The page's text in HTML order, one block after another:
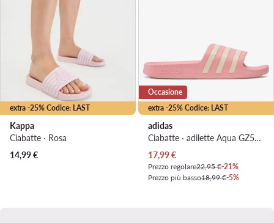
extra -25% Codice: LAST
Kappa
Ciabatte · Rosa
14,99€
extra -25% Codice: LAST
Occasione
adidas
Ciabatte · adilette Aqua GZ5877 · Rosa
Prezzo attuale
17,99€
Prezzo regolare22,95 €-21%
Prezzo più basso18,99 €-5%